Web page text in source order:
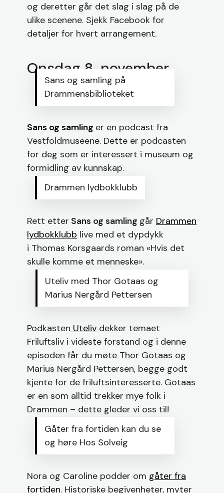
og deretter går det slag i slag på de
ulike scenene. Sjekk Facebook for
detaljer for hvert arrangement.
Onsdag 8. november
Sans og samling på
Drammensbiblioteket
Sans og samling er en podcast fra
Vestfoldmuseene. Dette er podcasten
for deg som er interessert i museum og
formidling av kunnskap.
Drammen lydbokklubb
Rett etter Sans og samling går Drammen
lydbokklubb live med et dypdykk
i Thomas Korsgaards roman «Hvis det
skulle komme et menneske».
Uteliv med Thor Gotaas og
Marius Nergård Pettersen
Podkasten Uteliv dekker temaet
Friluftsliv i videste forstand og i denne
episoden får du møte Thor Gotaas og
Marius Nergård Pettersen, begge godt
kjente for de friluftsinteresserte. Gotaas
er en som alltid trekker mye folk i
Drammen – dette gleder vi oss til!
Gåter fra fortiden kan du se
og høre Hos Solveig
Nora og Caroline podder om gåter fra
fortiden. Historiske begivenheter, myter